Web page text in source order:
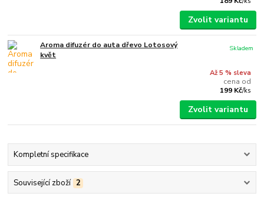
Zvolit variantu
Aroma difuzér do auta dřevo Lotosový
květ
Až 5 % sleva
cena od
199 Kč/ks
Skladem
Zvolit variantu
Kompletní specifikace
Související zboží 2